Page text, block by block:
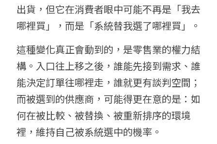
出貨，但它在消費者眼中可能不再是「我去
哪裡買」，而是「系統替我選了哪裡買」。
這種變化真正會動到的，是零售業的權力結
構。入口往上移之後，誰能先接到需求、誰
能決定訂單往哪裡走，誰就更有談判空間；
而被選到的供應商，可能得更在意的是：如
何在被比較、被替換、被重新排序的環境
裡，維持自己被系統選中的機率。